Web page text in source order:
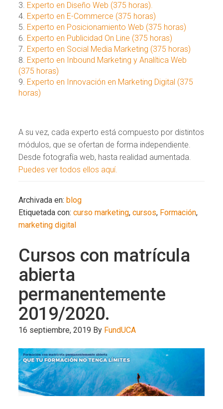
Experto en Diseño Web (375 horas).
Experto en E-Commerce (375 horas)
Experto en Posicionamiento Web (375 horas)
Experto en Publicidad On Line (375 horas)
Experto en Social Media Marketing (375 horas)
Experto en Inbound Marketing y Analítica Web
(375 horas)
Experto en Innovación en Marketing Digital (375
horas)
A su vez, cada experto está compuesto por distintos
módulos, que se ofertan de forma independiente.
Desde fotografía web, hasta realidad aumentada.
Puedes ver todos ellos aquí.
Archivada en: blog
Etiquetada con:curso marketing,cursos, Formación,
marketing digital
Cursos con matrícula
abierta
permanentemente
2019/2020.
16 septiembre, 2019 By FundUCA